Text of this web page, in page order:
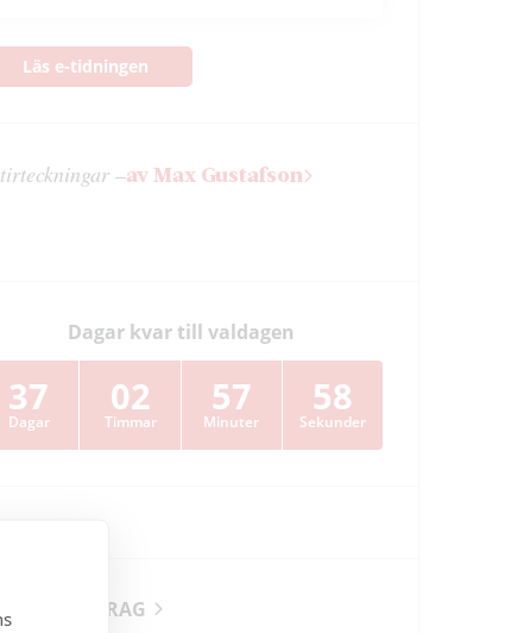
Läs e-tidningen
–av Max Gustafson
Dagar kvar till valdagen
37
Dagar
02
Timmar
57
Minuter
57
Sekunder
NYA UPPDRAG